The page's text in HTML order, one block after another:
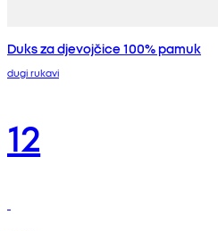
Duks za djevojčice 100% pamuk
dugi rukavi
12